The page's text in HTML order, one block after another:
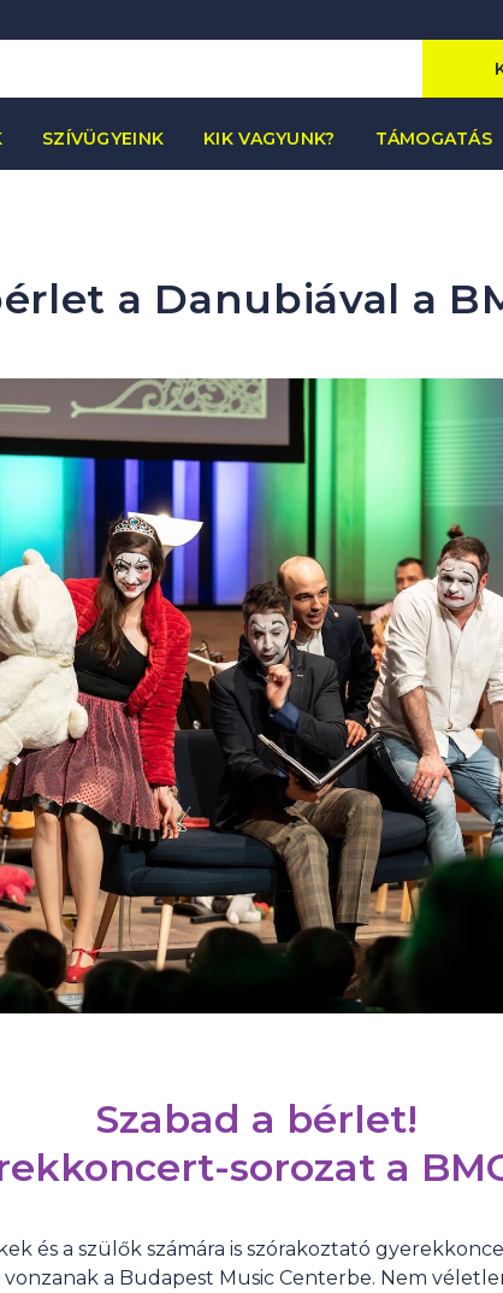
SZÍVÜGYEINK KIK VAGYUNK? TÁMOGATÁS
a Danubiával a
Szabad a bérlet!
sorozat a
és a szülők számára is szórakoztató
a Budapest Music Centerbe. Nem